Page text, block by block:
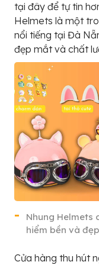
tại đây để tự tin
Helmets là một
nổi tiếng tại Đà
đẹp mắt và chất
Nhung Helmets
hiểm bền và
Cửa hàng thu hút